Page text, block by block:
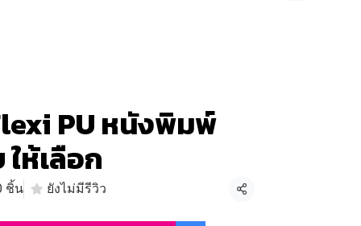
PU หนังพิมพ์
ห้เลือก
ชิ้น ยังไม่มีรีวิว
แชร์